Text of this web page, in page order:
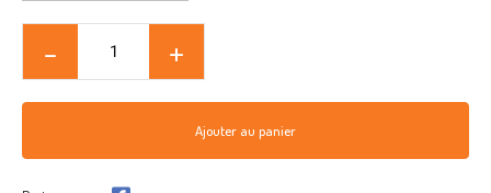
Ajouter au panier